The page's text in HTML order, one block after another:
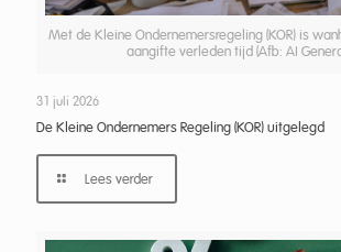
Met de Kleine Ondernemersregeling (KOR) is
aangifte verleden tijd (Afb: AI
31 juli 2026
De Kleine Ondernemers Regeling (KOR) uitgelegd
Lees verder